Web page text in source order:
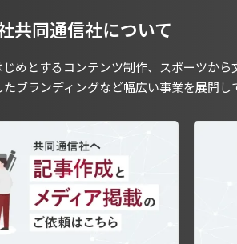
共同通信社について
めとするコンテンツ制作、スポーツか
ブランディングなど幅広い事業を展開し